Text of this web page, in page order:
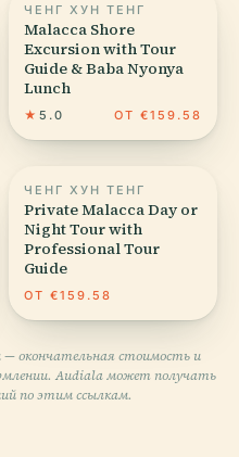
ЧЕНГ ХУН ТЕНГ
Malacca Shore
Excursion with Tour
Guide & Baba Nyonya
Lunch
★ 5.0 ОТ €159.58
ЧЕНГ ХУН ТЕНГ
Private Malacca Day or
Night Tour with
Professional Tour
Guide
ОТ €159.58
— окончательная стоимость и
Audiala может получать
по этим ссылкам.